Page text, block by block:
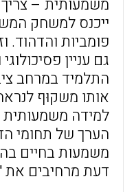
משמעותית –
ייכנס למשחק
פומביות והדהוד.
גם עניין
התלמיד במרחב
אותו משקוּף
למידה משמעותית
הערך של תחומי
משמעות בחיים
דעת מרחיבים את